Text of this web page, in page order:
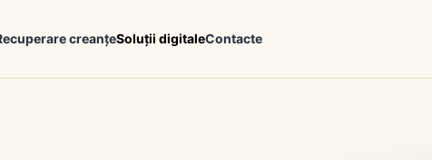
creanțeSoluții digitaleContacte